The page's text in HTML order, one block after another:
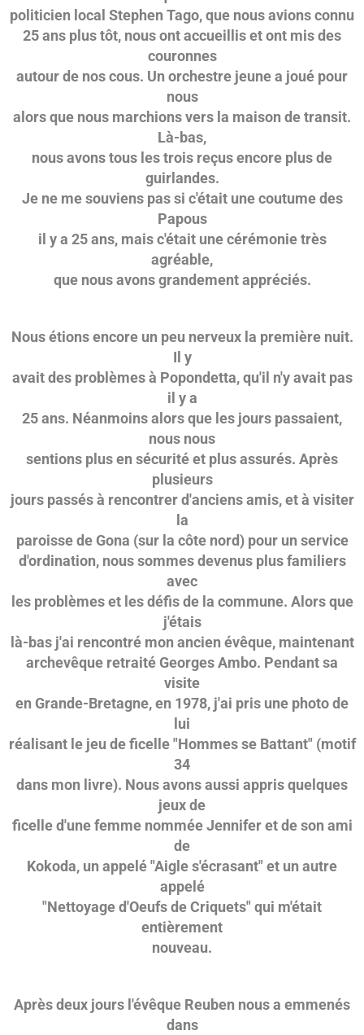
politicien local Stephen Tago, que nous avions connu
25 ans plus tôt, nous ont accueillis et ont mis des
couronnes
autour de nos cous. Un orchestre jeune a joué pour
nous
alors que nous marchions vers la maison de transit.
Là-bas,
nous avons tous les trois reçus encore plus de
guirlandes.
Je ne me souviens pas si c'était une coutume des
Papous
il y a 25 ans, mais c'était une cérémonie très
agréable,
que nous avons grandement appréciés.
Nous étions encore un peu nerveux la première nuit.
Il y
avait des problèmes à Popondetta, qu'il n'y avait pas
il y a
25 ans. Néanmoins alors que les jours passaient,
nous nous
sentions plus en sécurité et plus assurés. Après
plusieurs
jours passés à rencontrer d'anciens amis, et à visiter
la
paroisse de Gona (sur la côte nord) pour un service
d'ordination, nous sommes devenus plus familiers
avec
les problèmes et les défis de la commune. Alors que
j'étais
là-bas j'ai rencontré mon ancien évêque, maintenant
archevêque retraité Georges Ambo. Pendant sa
visite
en Grande-Bretagne, en 1978, j'ai pris une photo de
lui
réalisant le jeu de ficelle "Hommes se Battant" (motif
34
dans mon livre). Nous avons aussi appris quelques
jeux de
ficelle d'une femme nommée Jennifer et de son ami
de
Kokoda, un appelé "Aigle s'écrasant" et un autre
appelé
"Nettoyage d'Oeufs de Criquets" qui m'était
entièrement
nouveau.
Après deux jours l'évêque Reuben nous a emmenés
dans